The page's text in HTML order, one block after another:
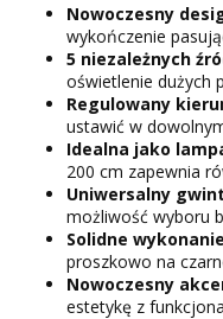
Nowoczesny
wykończenie
5 niezależnych
oświetlenie dużych
Regulowany
ustawić w
Idealna jako
200 cm zapewnia
Uniwersalny
możliwość wyboru
Solidne wykonanie
proszkowo na
Nowoczesny
estetykę z